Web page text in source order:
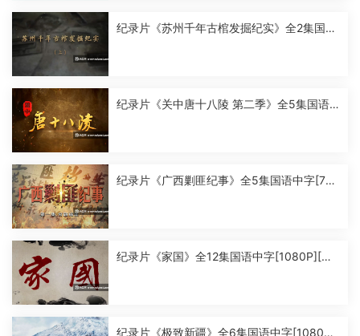
纪录片《苏州千年古棺发掘纪实》全2集国语
纪录片《关中唐十八陵 第二季》全5集国语
纪录片《广西剿匪纪事》全5集国语中字[720
纪录片《家国》全12集国语中字[1080P][MP
纪录片《极致新疆》全6集国语中字[1080P]